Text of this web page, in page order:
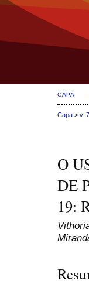
CAPA
Capa > v.
O
DE
19: